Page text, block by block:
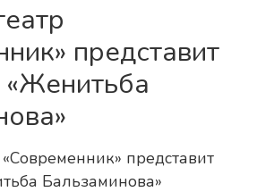
представит
«Женитьба